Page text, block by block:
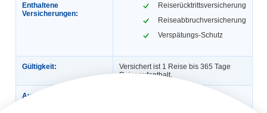
Enthaltene
Versicherungen:
Reiserücktrittsversicherung
Reiseabbruchversicherung
Verspätungs-Schutz
Gültigkeit:
Versichert ist 1 Reise bis 365 Tage
Reiseaufenthalt.
Automatische